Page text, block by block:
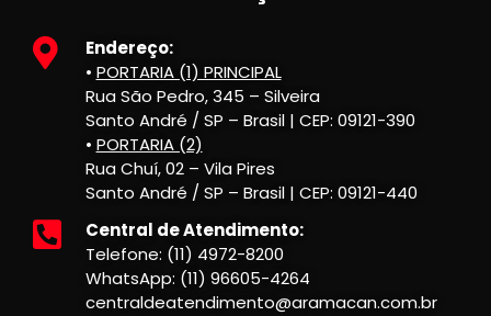
Endereço:
• PORTARIA (1) PRINCIPAL
Rua São Pedro, 345 – Silveira
Santo André / SP – Brasil | CEP: 09121-390
• PORTARIA (2)
Rua Chuí, 02 – Vila Pires
Santo André / SP – Brasil | CEP: 09121-440
Central de Atendimento:
Telefone: (11) 4972-8200
WhatsApp: (11) 96605-4264
centraldeatendimento@aramacan.com.br